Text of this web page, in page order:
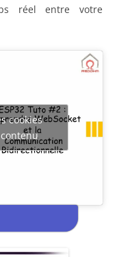
réel entre votre
cookies